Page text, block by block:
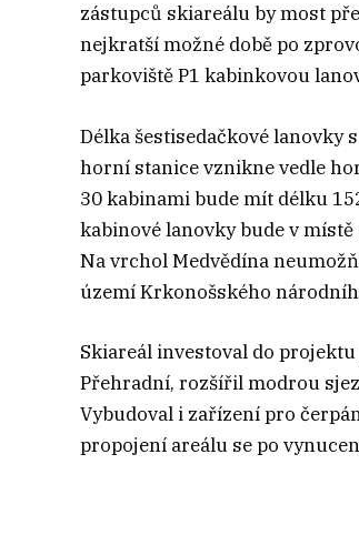
zástupců skiareálu by most
nejkratší možné době po
parkoviště P1 kabinkovou
Délka šestisedačkové lanovky
horní stanice vznikne vedle
30 kabinami bude mít délku
kabinové lanovky bude v
Na vrchol Medvědína
území Krkonošského
Skiareál investoval do
Přehradní, rozšířil modrou
Vybudoval i zařízení pro
propojení areálu se po